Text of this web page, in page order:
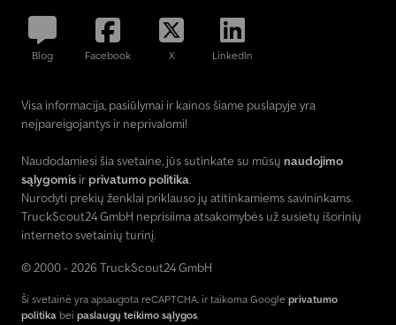
Blog Facebook X LinkedIn
Visa informacija, pasiūlymai ir kainos šiame puslapyje yra
neįpareigojantys ir neprivalomi!
Naudodamiesi šia svetaine, jūs sutinkate su mūsų naudojimo
sąlygomis ir privatumo politika.
Nurodyti prekių ženklai priklauso jų atitinkamiems savininkams.
TruckScout24 GmbH neprisiima atsakomybės už susietų išorinių
interneto svetainių turinį.
© 2000 - 2026 TruckScout24 GmbH
Ši svetainė yra apsaugota reCAPTCHA, ir taikoma Google privatumo
politika bei paslaugų teikimo sąlygos.